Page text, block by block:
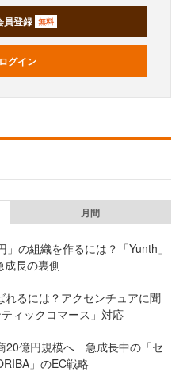
員登録 無料
ログイン
月間
の組織を作るには？「Yunth」
成長の裏側
るには？アクセンチュアに聞
ィックコマース」対応
20億円規模へ 急成長中の「セ
」のEC戦略